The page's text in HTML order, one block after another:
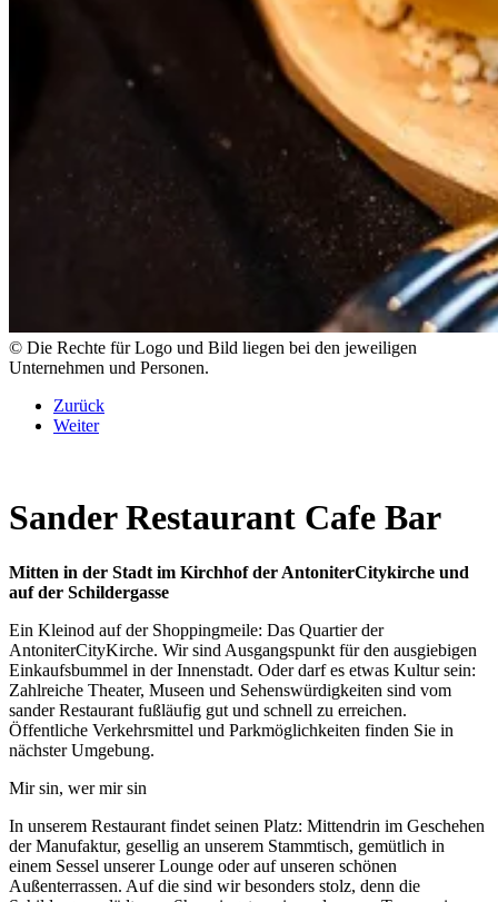
© Die Rechte für Logo und Bild liegen bei den jeweiligen
Unternehmen und Personen.
Zurück
Weiter
Sander Restaurant Cafe Bar
Mitten in der Stadt im Kirchhof der AntoniterCitykirche und
auf der Schildergasse
Ein Kleinod auf der Shoppingmeile: Das Quartier der
AntoniterCityKirche. Wir sind Ausgangspunkt für den ausgiebigen
Einkaufsbummel in der Innenstadt. Oder darf es etwas Kultur sein:
Zahlreiche Theater, Museen und Sehenswürdigkeiten sind vom
sander Restaurant fußläufig gut und schnell zu erreichen.
Öffentliche Verkehrsmittel und Parkmöglichkeiten finden Sie in
nächster Umgebung.
Mir sin, wer mir sin
In unserem Restaurant findet seinen Platz: Mittendrin im Geschehen
der Manufaktur, gesellig an unserem Stammtisch, gemütlich in
einem Sessel unserer Lounge oder auf unseren schönen
Außenterrassen. Auf die sind wir besonders stolz, denn die